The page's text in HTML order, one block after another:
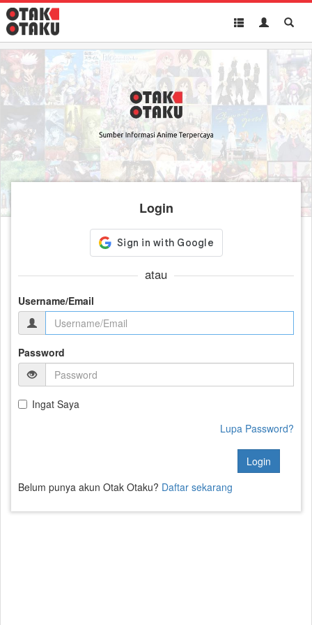
Toggle
Toggle
Login
atau
Username/Email
Password
Ingat Saya
Lupa Password?
Login
Belum punya akun Otak Otaku? Daftar sekarang